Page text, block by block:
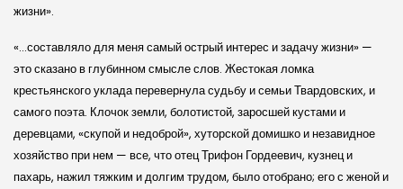
жизни».
«…составляло для меня самый острый интерес и задачу жизни» —
это сказано в глубинном смысле слов. Жестокая ломка
крестьянского уклада перевернула судьбу и семьи Твардовских, и
самого поэта. Клочок земли, болотистой, заросшей кустами и
деревцами, «скупой и недоброй», хуторской домишко и незавидное
хозяйство при нем — все, что отец Трифон Гордеевич, кузнец и
пахарь, нажил тяжким и долгим трудом, было отобрано; его с женой и